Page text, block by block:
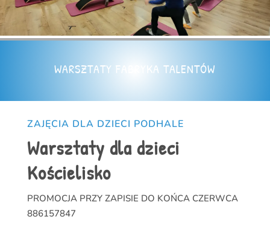
WARSZTATY FABRYKA TALENTÓW
ZAJĘCIA DLA DZIECI PODHALE
Warsztaty dla dzieci
Kościelisko
PROMOCJA PRZY ZAPISIE DO KOŃCA CZERWCA
886157847